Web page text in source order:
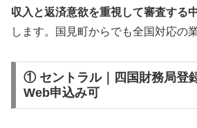
収入と返済意欲を重視して審査する
します。国見町からでも全国対応の
① セントラル｜四国財務局登
Web申込み可